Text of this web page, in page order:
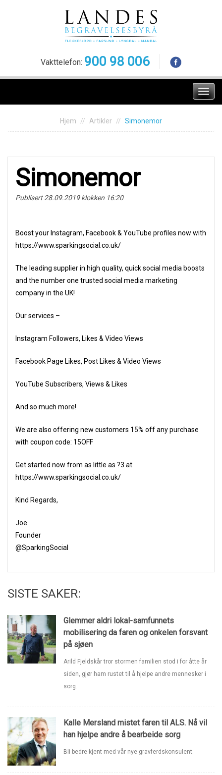
Vakttelefon: 900 98 006
Meny
Hjem Artikler Simonemor
Simonemor
Publisert 28.09.2019 klokken 16:20
Boost your Instagram, Facebook & YouTube profiles now with
https://www.sparkingsocial.co.uk/
The leading supplier in high quality, quick social media boosts
and the number one trusted social media marketing
company in the UK!
Our services –
Instagram Followers, Likes & Video Views
Facebook Page Likes, Post Likes & Video Views
YouTube Subscribers, Views & Likes
And so much more!
We are also offering new customers 15% off any purchase
with coupon code: 15OFF
Get started now from as little as ?3 at
https://www.sparkingsocial.co.uk/
Kind Regards,
Joe
Founder
@SparkingSocial
SISTE SAKER:
Glemmer aldri lokal-samfunnets
mobilisering da faren og onkelen forsvant
på sjøen
Arild Fjeldskår tror stormen familien stod i for åtte år
siden, gjør ham rustet til å hjelpe andre mennesker i
sorg.
Kalle Mersland mistet faren til ALS. Nå vil
han hjelpe andre å bearbeide sorg
Bli bedre kjent med vår nye gravferdskonsulent.